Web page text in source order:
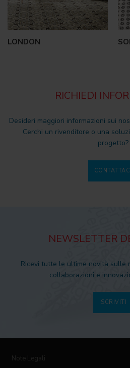
LONDON
RICHIEDI
Desideri maggiori informazioni sui
Cerchi un rivenditore o una
progetto?
CONTATTACI
NEWSLETTER
Ricevi tutte le ultime novità sulle
collaborazioni e
ISCRIVITI
Note Legali